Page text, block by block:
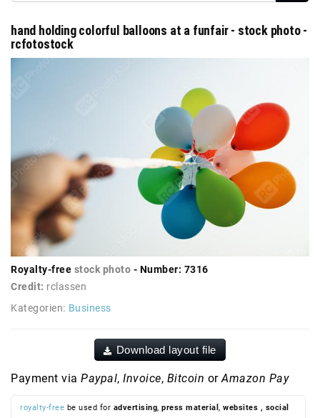
hand holding colorful balloons at a funfair - stock photo -
rcfotostock
Royalty-free stock photo - Number: 7316
Credit: rclassen
Kategorien: Business
Download layout file
Payment via Paypal, Invoice, Bitcoin or Amazon Pay
royalty-free be used for advertising, press material , websites , social